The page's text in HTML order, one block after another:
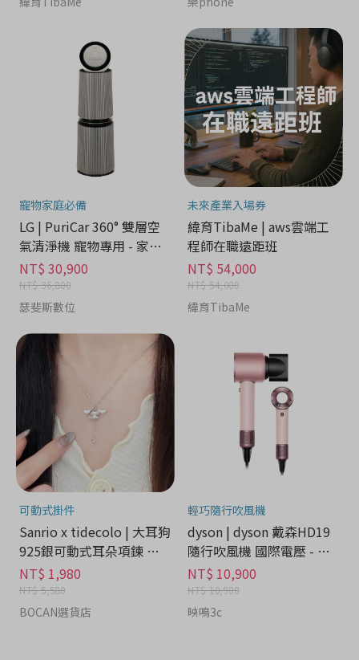
寵物家庭必備
LG | PuriCar 360° 雙層空
氣清淨機 寵物專用 - 家電
分期
NT$ 30,900
NT$ 36,800
瑟斐斯數位
未來產業入場券
緯育TibaMe | aws雲端工
程師在職遠距班
NT$ 54,000
NT$ 54,000
緯育TibaMe
可動式掛件
Sanrio x tidecolo | 大耳狗
925銀可動式耳朵項鍊 禮
盒 - 流行潮牌分期
NT$ 1,980
NT$ 5,580
BOCAN選貨店
輕巧隨行吹風機
dyson | dyson 戴森HD19
隨行吹風機 國際電壓 - 家
電分期
NT$ 10,900
NT$ 10,900
映鳴3c